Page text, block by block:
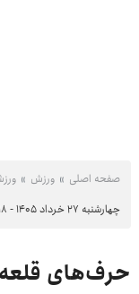
صفحه اصلی ورزش
چهارشنبه ۲۷ خرداد ۱۴۰۵ - ۰۸:۱۸
حرف‌های